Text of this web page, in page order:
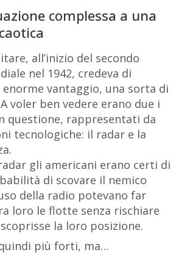
complessa a una
all’inizio del secondo
nel 1942, credeva di
enorme vantaggio, una sorta di
voler ben vedere erano due i
questione, rappresentati da
tecnologiche: il radar e la
gli americani erano certi di
di scovare il nemico
della radio potevano far
loro le flotte senza rischiare
la loro posizione.
più forti, ma…